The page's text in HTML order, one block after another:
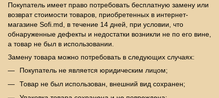
Покупатель имеет право потребовать бесплатную замену или
возврат стоимости товаров, приобретенных в интернет-
магазине Sofi.md, в течение 14 дней, при условии, что
обнаруженные дефекты и недостатки возникли не по его вине,
а товар не был в использовании.
Замену товара можно потребовать в следующих случаях:
Покупатель не является юридическим лицом;
Товар не был использован, внешний вид сохранен;